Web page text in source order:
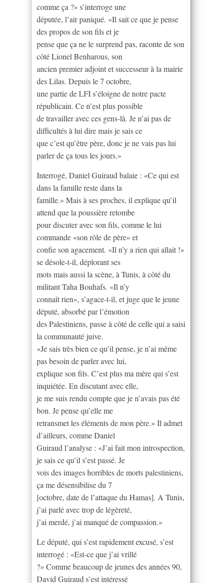
comme ça ?» s’interroge une
députée, l’air paniqué. «Il sait ce que je pense
des propos de son fils et je
pense que ça ne le surprend pas, raconte de son
côté Lionel Benharous, son
ancien premier adjoint et successeur à la mairie
des Lilas. Depuis le 7 octobre,
une partie de LFI s’éloigne de notre pacte
républicain. Ce n’est plus possible
de travailler avec ces gens-là. Je n’ai pas de
difficultés à lui dire mais je sais ce
que c’est qu’être père, donc je ne vais pas lui
parler de ça tous les jours.»
Interrogé, Daniel Guiraud balaie : «Ce qui est
dans la famille reste dans la
famille.» Mais à ses proches, il explique qu’il
attend que la poussière retombe
pour discuter avec son fils, comme le lui
commande «son rôle de père» et
confie son agacement. «Il n’y a rien qui allait !»
se désole-t-il, déplorant ses
mots mais aussi la scène, à Tunis, à côté du
militant Taha Bouhafs. «Il n’y
connaît rien», s’agace-t-il, et juge que le jeune
député, absorbé par l’émotion
des Palestiniens, passe à côté de celle qui a saisi
la communauté juive.
«Je sais très bien ce qu’il pense, je n’ai même
pas besoin de parler avec lui,
explique son fils. C’est plus ma mère qui s’est
inquiétée. En discutant avec elle,
je me suis rendu compte que je n’avais pas été
bon. Je pense qu’elle me
retransmet les éléments de mon père.» Il admet
d’ailleurs, comme Daniel
Guiraud l’analyse : «J’ai fait mon introspection,
je sais ce qu’il s’est passé. Je
vois des images horribles de morts palestiniens,
ça me désensibilise du 7
[octobre, date de l’attaque du Hamas]. A Tunis,
j’ai parlé avec trop de légèreté,
j’ai merdé, j’ai manqué de compassion.»
Le député, qui s’est rapidement excusé, s’est
interrogé : «Est-ce que j’ai vrillé
?» Comme beaucoup de jeunes des années 90,
David Guiraud s’est intéressé